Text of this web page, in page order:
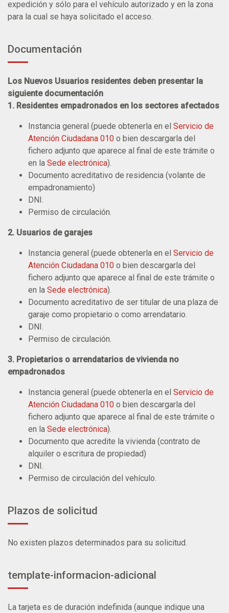
expedición y sólo para el vehículo autorizado y en la zona
para la cual se haya solicitado el acceso.
Documentación
Los Nuevos Usuarios residentes deben presentar la
siguiente documentación
1. Residentes empadronados en los sectores afectados
Instancia general (puede obtenerla en el Servicio de
Atención Ciudadana 010 o bien descargarla del
fichero adjunto que aparece al final de este trámite o
en la Sede electrónica).
Documento acreditativo de residencia (volante de
empadronamiento)
DNI.
Permiso de circulación.
2. Usuarios de garajes
Instancia general (puede obtenerla en el Servicio de
Atención Ciudadana 010 o bien descargarla del
fichero adjunto que aparece al final de este trámite o
en la Sede electrónica).
Documento acreditativo de ser titular de una plaza de
garaje como propietario o como arrendatario.
DNI.
Permiso de circulación.
3. Propietarios o arrendatarios de vivienda no
empadronados
Instancia general (puede obtenerla en el Servicio de
Atención Ciudadana 010 o bien descargarla del
fichero adjunto que aparece al final de este trámite o
en la Sede electrónica).
Documento que acredite la vivienda (contrato de
alquiler o escritura de propiedad)
DNI.
Permiso de circulación del vehículo.
Plazos de solicitud
No existen plazos determinados para su solicitud.
template-informacion-adicional
La tarjeta es de duración indefinida (aunque indique una